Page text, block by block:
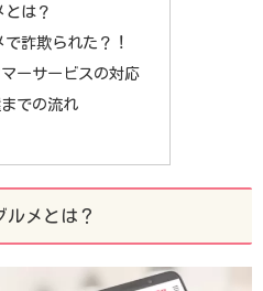
とは？
詐欺られた？！
ーサービスの対応
での流れ
ルメとは？